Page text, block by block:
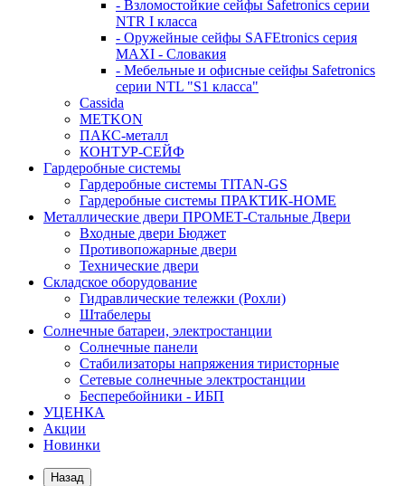
- Взломостойкие сейфы Safetronics серии
NTR I класса
- Оружейные сейфы SAFEtronics серия
MAXI - Словакия
- Мебельные и офисные сейфы Safetronics
серии NTL "S1 класса"
Cassida
METKON
ПАКС-металл
КОНТУР-СЕЙФ
Гардеробные системы
Гардеробные системы TITAN-GS
Гардеробные системы ПРАКТИК-HOME
Металлические двери ПРОМЕТ-Стальные Двери
Входные двери Бюджет
Противопожарные двери
Технические двери
Складское оборудование
Гидравлические тележки (Рохли)
Штабелеры
Солнечные батареи, электростанции
Солнечные панели
Стабилизаторы напряжения тиристорные
Сетевые солнечные электростанции
Бесперебойники - ИБП
УЦЕНКА
Акции
Новинки
Назад